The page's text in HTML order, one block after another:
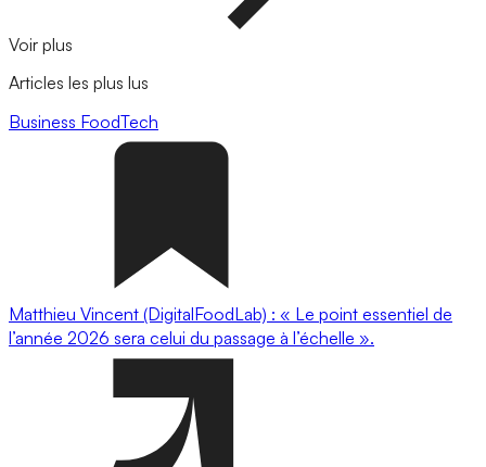
Voir plus
Articles les plus lus
Business FoodTech
Matthieu Vincent (DigitalFoodLab) : « Le point essentiel de
l’année 2026 sera celui du passage à l’échelle ».